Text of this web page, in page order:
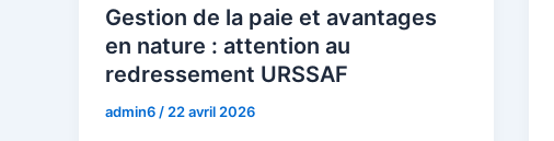
Gestion de la paie et avantages
en nature : attention au
redressement URSSAF
admin6/22 avril 2026